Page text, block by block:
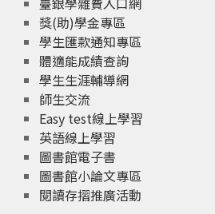
獎(助)學金專區
學生匯款通知專區
體適能成績查詢
學生生涯輔導網
師生交流
Easy test線上學習
英語線上學習
圖書館電子書
圖書館小論文專區
閱讀存摺推廣活動